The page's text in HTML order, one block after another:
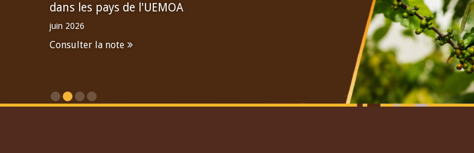
dans les pays de l'UEMOA
juin 2026
Consulter la note